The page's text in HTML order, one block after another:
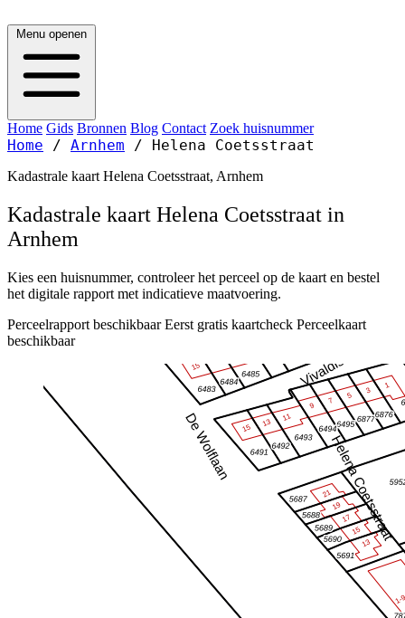
Menu openen
Home Gids Bronnen Blog Contact Zoek huisnummer
Home / Arnhem / Helena Coetsstraat
Kadastrale kaart Helena Coetsstraat, Arnhem
Kadastrale kaart Helena Coetsstraat in
Arnhem
Kies een huisnummer, controleer het perceel op de kaart en bestel
het digitale rapport met indicatieve maatvoering.
Perceelrapport beschikbaar Eerst gratis kaartcheck Perceelkaart
beschikbaar